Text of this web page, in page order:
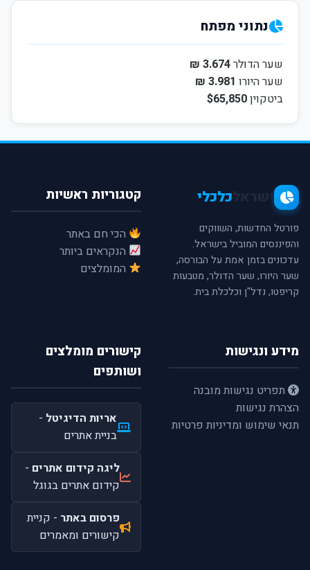
נתוני מפתח
שער הדולר3.674 ₪
שער היורו 3.981 ₪
ביטקוין$65,850
כלכלי
פורטל החדשות, השווקים
והפיננסים המוביל בישראל.
עדכונים בזמן אמת על הבורסה,
שער היורו, שער הדולר, מטבעות
קריפטו, נדל"ן וכלכלת בית.
קטגוריות ראשיות
הכי חם באתר
הנקראים ביותר
המומלצים
מידע ונגישות
תפריט נגישות מובנה
הצהרת נגישות
תנאי שימוש ומדיניות פרטיות
קישורים מומלצים
ושותפים
אריות הדיגיטל -
בניית אתרים
ליגה קידום אתרים -
קידום אתרים בגוגל
פרסום באתר - קניית
קישורים ומאמרים